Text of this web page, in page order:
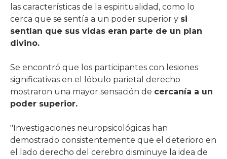
las características de la espiritualidad, como lo
cerca que se sentía a un poder superior y si
sentían que sus vidas eran parte de un plan
divino.
Se encontró que los participantes con lesiones
significativas en el lóbulo parietal derecho
mostraron una mayor sensación de cercanía a un
poder superior.
"Investigaciones neuropsicológicas han
demostrado consistentemente que el deterioro en
el lado derecho del cerebro disminuye la idea de